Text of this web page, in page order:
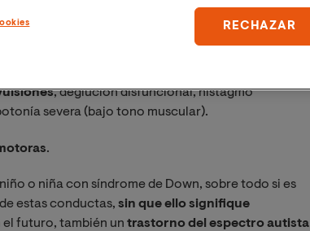
, deglución disfuncional, nistagmo
severa (bajo tono muscular).
.
o niña con síndrome de Down, sobre todo si es
estas conductas, sin que ello signifique
el futuro, también un trastorno del espectro autista
RECHAZAR